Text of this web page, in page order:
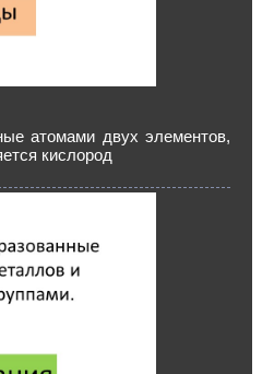
атомами двух элементов,
кислород